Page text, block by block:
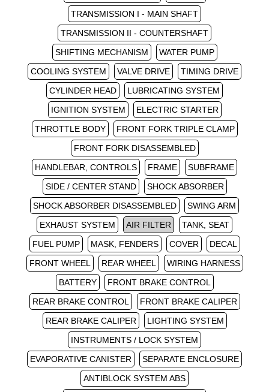
TRANSMISSION I - MAIN SHAFT
TRANSMISSION II - COUNTERSHAFT
SHIFTING MECHANISM
WATER PUMP
COOLING SYSTEM
VALVE DRIVE
TIMING DRIVE
CYLINDER HEAD
LUBRICATING SYSTEM
IGNITION SYSTEM
ELECTRIC STARTER
THROTTLE BODY
FRONT FORK TRIPLE CLAMP
FRONT FORK DISASSEMBLED
HANDLEBAR, CONTROLS
FRAME
SUBFRAME
SIDE / CENTER STAND
SHOCK ABSORBER
SHOCK ABSORBER DISASSEMBLED
SWING ARM
EXHAUST SYSTEM
AIR FILTER
TANK, SEAT
FUEL PUMP
MASK, FENDERS COVER
DECAL
FRONT WHEEL
REAR WHEEL
WIRING HARNESS
BATTERY
FRONT BRAKE CONTROL
REAR BRAKE CONTROL
FRONT BRAKE CALIPER
REAR BRAKE CALIPER
LIGHTING SYSTEM
INSTRUMENTS / LOCK SYSTEM
EVAPORATIVE CANISTER
SEPARATE ENCLOSURE
ANTIBLOCK SYSTEM ABS